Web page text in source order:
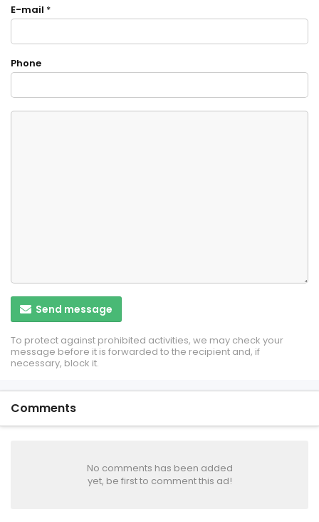
E-mail *
Phone
Send message
To protect against prohibited activities, we may check your
message before it is forwarded to the recipient and, if
necessary, block it.
Comments
No comments has been added
yet, be first to comment this ad!